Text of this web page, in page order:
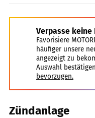
Verpasse keine
Favorisiere
häufiger unsere
angezeigt zu
Auswahl
bevorzugen.
Zündanlage